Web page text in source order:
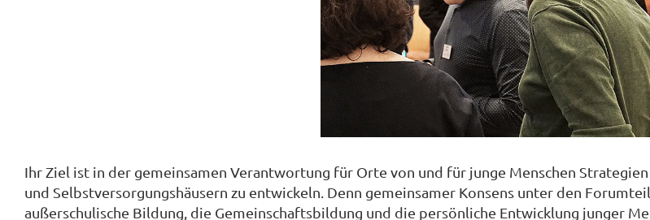
Ihr Ziel ist in der gemeinsamen Verantwortung für Orte von und für junge Menschen
und Selbstversorgungshäusern zu entwickeln. Denn gemeinsamer Konsens unter den
außerschulische Bildung, die Gemeinschaftsbildung und die persönliche Entwicklung junger